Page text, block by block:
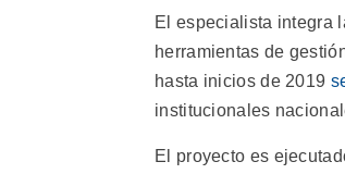
El especialista integra
herramientas de
hasta inicios de 2019
institucionales
El proyecto es